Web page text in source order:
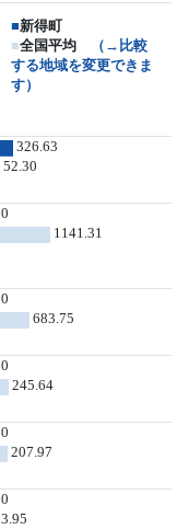
■新得町
■全国平均
（→比較
する地域を変更できま
す）
326.63
52.30
0
1141.31
0
683.75
0
245.64
0
207.97
0
3.95